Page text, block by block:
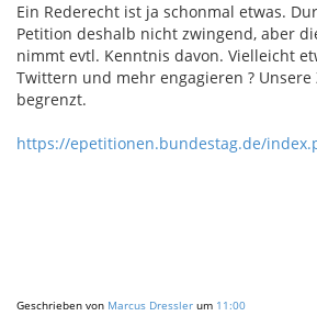
Ein Rederecht ist ja schonmal etwas.
Petition deshalb nicht zwingend, aber
nimmt evtl. Kenntnis davon. Vielleicht
Twittern und mehr engagieren ?
begrenzt.
https://epetitionen.bundestag.de/
Geschrieben von Marcus Dressler um 11:00